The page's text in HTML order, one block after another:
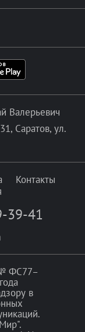
Валерьевич
Саратов, ул.
Контакты
39-41
ФС77–
в